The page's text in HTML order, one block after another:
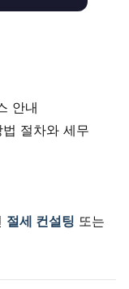
안내
절차와 세무
절세 컨설팅 또는